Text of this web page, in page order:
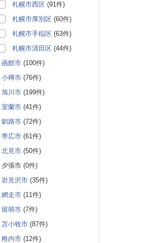
札幌市西区 (91件)
札幌市厚別区 (60件)
札幌市手稲区 (63件)
札幌市清田区 (44件)
函館市 (100件)
小樽市 (76件)
旭川市 (199件)
室蘭市 (41件)
釧路市 (72件)
帯広市 (61件)
北見市 (50件)
夕張市 (0件)
岩見沢市 (35件)
網走市 (11件)
留萌市 (7件)
苫小牧市 (87件)
稚内市 (12件)